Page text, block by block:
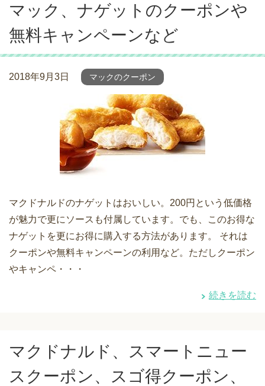
マック、ナゲットのクーポンや
無料キャンペーンなど
2018年9月3日 マックのクーポン
マクドナルドのナゲットはおいしい。200円という低価格
が魅力で更にソースも付属しています。でも、このお得な
ナゲットを更にお得に購入する方法があります。 それは
クーポンや無料キャンペーンの利用など。ただしクーポン
やキャンペ・・・
続きを読む
マクドナルド、スマートニュー
スクーポン、スゴ得クーポン、